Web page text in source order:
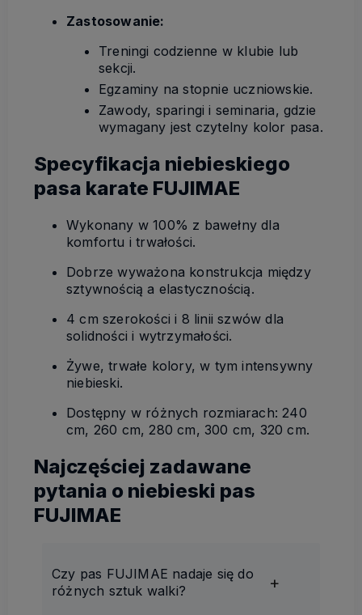
Zastosowanie:
Treningi codzienne w klubie lub
sekcji.
Egzaminy na stopnie uczniowskie.
Zawody, sparingi i seminaria, gdzie
wymagany jest czytelny kolor pasa.
Specyfikacja niebieskiego
pasa karate FUJIMAE
Wykonany w 100% z bawełny dla
komfortu i trwałości.
Dobrze wyważona konstrukcja między
sztywnością a elastycznością.
4 cm szerokości i 8 linii szwów dla
solidności i wytrzymałości.
Żywe, trwałe kolory, w tym intensywny
niebieski.
Dostępny w różnych rozmiarach: 240
cm, 260 cm, 280 cm, 300 cm, 320 cm.
Najczęściej zadawane
pytania o niebieski pas
FUJIMAE
Czy pas FUJIMAE nadaje się do
różnych sztuk walki?